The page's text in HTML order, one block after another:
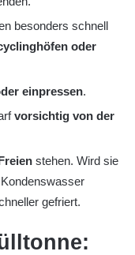
besonders schnell
oder
einpressen.
vorsichtig von der
stehen. Wird sie
gefriert.